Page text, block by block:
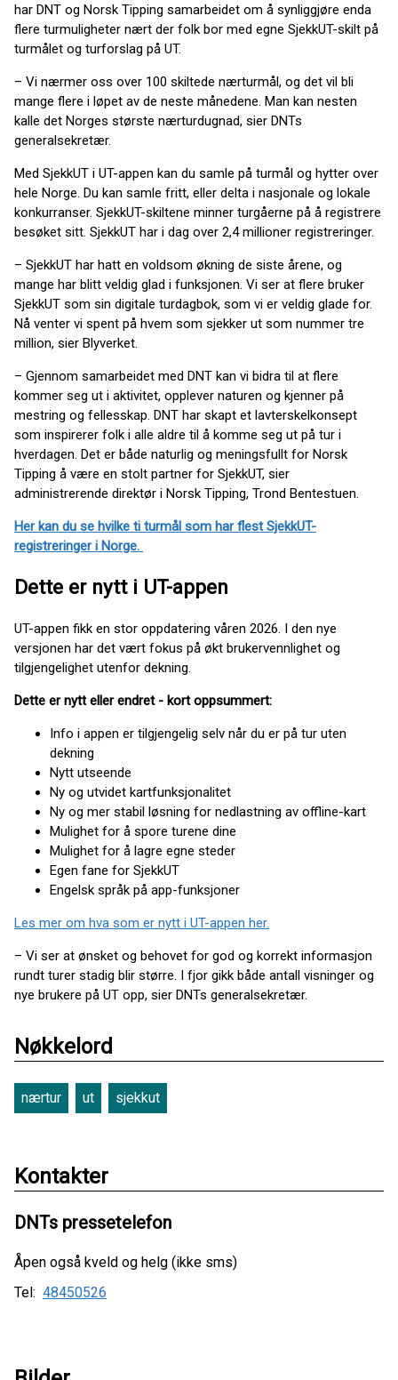
har DNT og Norsk Tipping samarbeidet om å synliggjøre enda
flere turmuligheter nært der folk bor med egne SjekkUT-skilt på
turmålet og turforslag på UT.
– Vi nærmer oss over 100 skiltede nærturmål, og det vil bli
mange flere i løpet av de neste månedene. Man kan nesten
kalle det Norges største nærturdugnad, sier DNTs
generalsekretær.
Med SjekkUT i UT-appen kan du samle på turmål og hytter over
hele Norge. Du kan samle fritt, eller delta i nasjonale og lokale
konkurranser. SjekkUT-skiltene minner turgåerne på å registrere
besøket sitt. SjekkUT har i dag over 2,4 millioner registreringer.
– SjekkUT har hatt en voldsom økning de siste årene, og
mange har blitt veldig glad i funksjonen. Vi ser at flere bruker
SjekkUT som sin digitale turdagbok, som vi er veldig glade for.
Nå venter vi spent på hvem som sjekker ut som nummer tre
million, sier Blyverket.
– Gjennom samarbeidet med DNT kan vi bidra til at flere
kommer seg ut i aktivitet, opplever naturen og kjenner på
mestring og fellesskap. DNT har skapt et lavterskelkonsept
som inspirerer folk i alle aldre til å komme seg ut på tur i
hverdagen. Det er både naturlig og meningsfullt for Norsk
Tipping å være en stolt partner for SjekkUT, sier
administrerende direktør i Norsk Tipping, Trond Bentestuen.
Her kan du se hvilke ti turmål som har flest SjekkUT-
registreringer i Norge.
Dette er nytt i UT-appen
UT-appen fikk en stor oppdatering våren 2026. I den nye
versjonen har det vært fokus på økt brukervennlighet og
tilgjengelighet utenfor dekning.
Dette er nytt eller endret - kort oppsummert:
Info i appen er tilgjengelig selv når du er på tur uten
dekning
Nytt utseende
Ny og utvidet kartfunksjonalitet
Ny og mer stabil løsning for nedlastning av offline-kart
Mulighet for å spore turene dine
Mulighet for å lagre egne steder
Egen fane for SjekkUT
Engelsk språk på app-funksjoner
Les mer om hva som er nytt i UT-appen her.
– Vi ser at ønsket og behovet for god og korrekt informasjon
rundt turer stadig blir større. I fjor gikk både antall visninger og
nye brukere på UT opp, sier DNTs generalsekretær.
Nøkkelord
nærtur ut sjekkut
Kontakter
DNTs pressetelefon
Åpen også kveld og helg (ikke sms)
Tel: 48450526